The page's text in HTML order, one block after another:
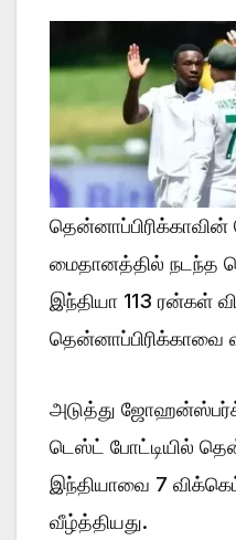
தென்னாப்பிரிக்காவின்
மைதானத்தில் நடந்த
இந்தியா 113 ரன்கள்
தென்னாப்பிரிக்காவை
அடுத்து
டெஸ்ட் போட்டியில்
இந்தியாவை 7
வீழ்த்தியது.